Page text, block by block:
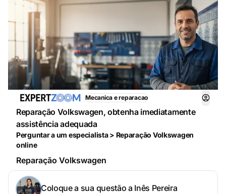
Mecanica e reparacao
Reparação Volkswagen, obtenha imediatamente
assistência adequada
Perguntar a um especialista > Reparação Volkswagen
online
Reparação Volkswagen
Coloque a sua questão a Inês Pereira